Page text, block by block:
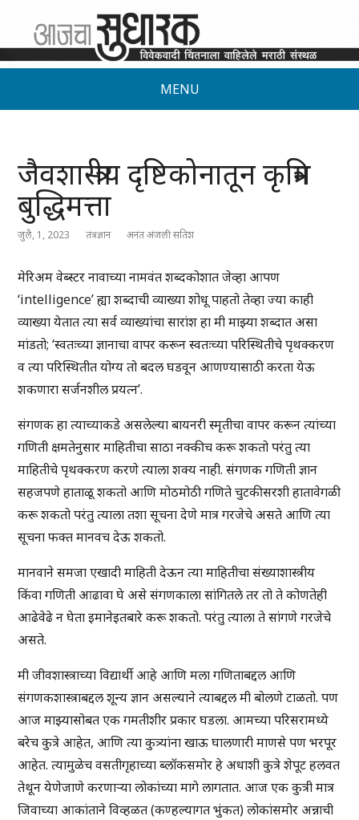
MENU
जैवशास्त्रीय दृष्टिकोनातून कृत्रिम
बुद्धिमत्ता
जुलै, 1, 2023 तंत्रज्ञान अनंत अंजली सतिश
मेरिअम वेब्स्टर नावाच्या नामवंत शब्दकोशात जेव्हा आपण
‘intelligence’ ह्या शब्दाची व्याख्या शोधू पाहतो तेव्हा ज्या काही
व्याख्या येतात त्या सर्व व्याख्यांचा सारांश हा मी माझ्या शब्दात असा
मांडतो; ‘स्वतःच्या ज्ञानाचा वापर करून स्वतःच्या परिस्थितीचे पृथक्करण
व त्या परिस्थितीत योग्य तो बदल घडवून आणण्यासाठी करता येऊ
शकणारा सर्जनशील प्रयत्न’.
संगणक हा त्याच्याकडे असलेल्या बायनरी स्मृतीचा वापर करून त्यांच्या
गणिती क्षमतेनुसार माहितीचा साठा नक्कीच करू शकतो परंतु त्या
माहितीचे पृथक्करण करणे त्याला शक्य नाही. संगणक गणिती ज्ञान
सहजपणे हाताळू शकतो आणि मोठमोठी गणिते चुटकीसरशी हातावेगळी
करू शकतो परंतु त्याला तशा सूचना देणे मात्र गरजेचे असते आणि त्या
सूचना फक्त मानवच देऊ शकतो.
मानवाने समजा एखादी माहिती देऊन त्या माहितीचा संख्याशास्त्रीय
किंवा गणिती आढावा घे असे संगणकाला सांगितले तर तो ते कोणतेही
आढेवेढे न घेता इमानेइतबारे करू शकतो. परंतु त्याला ते सांगणे गरजेचे
असते.
मी जीवशास्त्राच्या विद्यार्थी आहे आणि मला गणिताबद्दल आणि
संगणकशास्त्राबद्दल शून्य ज्ञान असल्याने त्याबद्दल मी बोलणे टाळतो. पण
आज माझ्यासोबत एक गमतीशीर प्रकार घडला. आमच्या परिसरामध्ये
बरेच कुत्रे आहेत, आणि त्या कुत्र्यांना खाऊ घालणारी माणसे पण भरपूर
आहेत. त्यामुळेच वसतीगृहाच्या ब्लॉकसमोर हे अधाशी कुत्रे शेपूट हलवत
तेथून येणेजाणे करणाऱ्या लोकांच्या मागे लागतात. आज एक कुत्री मात्र
जिवाच्या आकांताने विव्हळत (कण्हल्यागत भुंकत) लोकांसमोर अन्नाची